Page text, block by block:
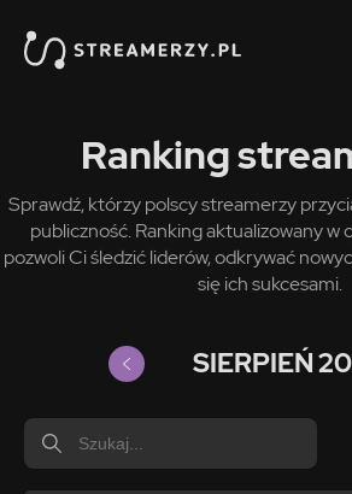
Ranking
Sprawdź, którzy polscy streamerzy
publiczność. Ranking aktualizowany w
pozwoli Ci śledzić liderów, odkrywać
się ich sukcesami.
SIERPIEŃ